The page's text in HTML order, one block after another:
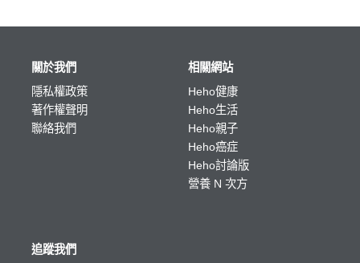
關於我們
隱私權政策
著作權聲明
聯絡我們
相關網站
Heho健康
Heho生活
Heho親子
Heho癌症
Heho討論版
營養 N 次方
追蹤我們